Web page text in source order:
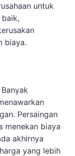
untuk
biaya.
Persaingan
menekan biaya
akhirnya
yang lebih